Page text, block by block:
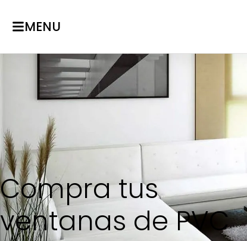
MENU
Compra tus
ventanas de PVC